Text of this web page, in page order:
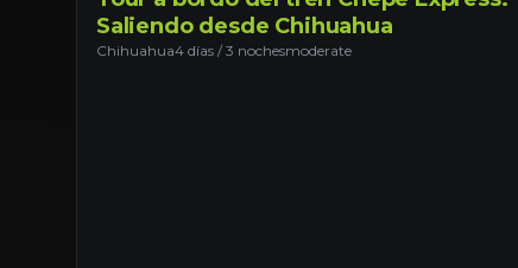
Saliendo desde Chihuahua
Chihuahua4 días / 3 nochesmoderate